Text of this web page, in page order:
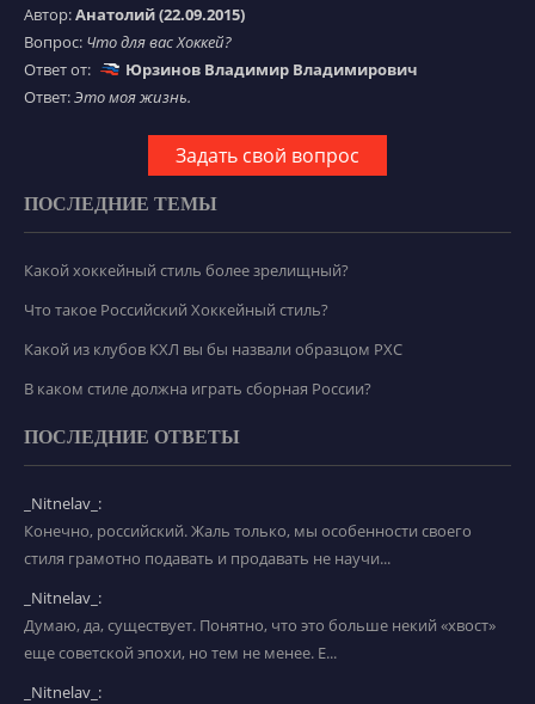
Автор:Анатолий (22.09.2015)
Вопрос: Что для вас Хоккей?
Ответ от:
Юрзинов Владимир Владимирович
Ответ:Это моя жизнь.
Задать свой вопрос
ПОСЛЕДНИЕ ТЕМЫ
Какой хоккейный стиль более зрелищный?
Что такое Российский Хоккейный стиль?
Какой из клубов КХЛ вы бы назвали образцом РХС
В каком стиле должна играть сборная России?
ПОСЛЕДНИЕ ОТВЕТЫ
_Nitnelav_:
Конечно, российский. Жаль только, мы особенности своего
стиля грамотно подавать и продавать не научи...
_Nitnelav_:
Думаю, да, существует. Понятно, что это больше некий «хвост»
еще советской эпохи, но тем не менее. Е...
_Nitnelav_: